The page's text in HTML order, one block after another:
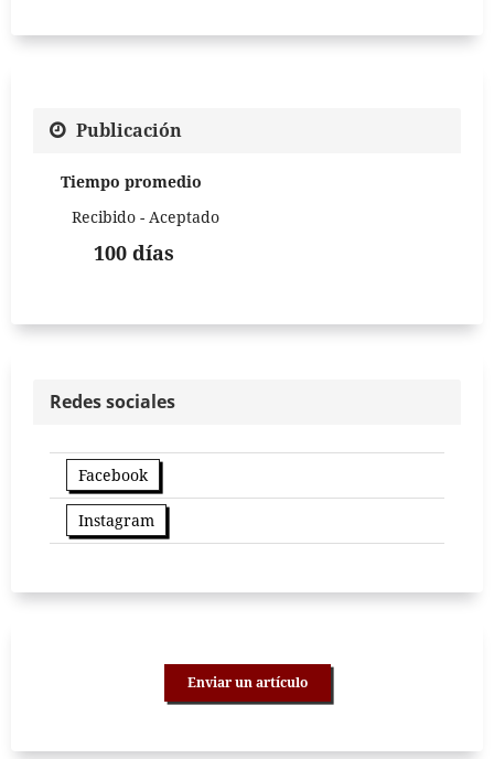
Publicación
Tiempo promedio
Recibido - Aceptado
100 días
Redes sociales
Facebook
Instagram
Enviar un artículo